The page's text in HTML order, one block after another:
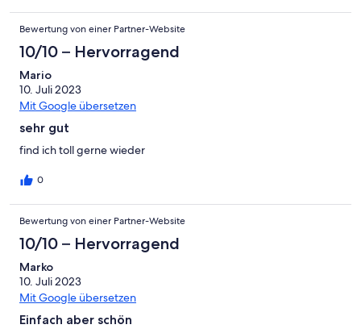
Bewertung von einer Partner-Website
10/10 – Hervorragend
Mario
10. Juli 2023
Mit Google übersetzen
sehr gut
find ich toll gerne wieder
0
Bewertung von einer Partner-Website
10/10 – Hervorragend
Marko
10. Juli 2023
Mit Google übersetzen
Einfach aber schön